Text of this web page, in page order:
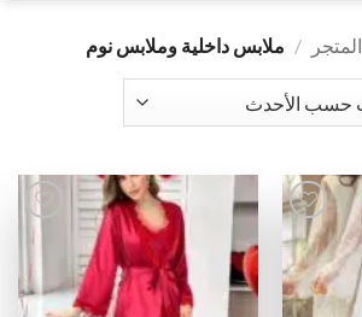
المتجر / ملابس داخلية وملابس نوم
أضف
إلى
قائمة
الرغبات
الرغبات